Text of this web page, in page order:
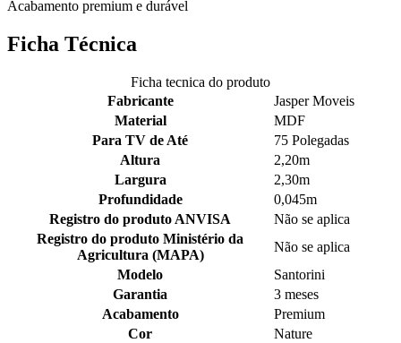
Acabamento premium e durável
Ficha Técnica
Ficha tecnica do produto
Fabricante
Jasper Moveis
Material
MDF
Para TV de Até
75 Polegadas
Altura
2,20m
Largura
2,30m
Profundidade
0,045m
Registro do produto ANVISA
Não se aplica
Registro do produto Ministério da
Agricultura (MAPA)
Não se aplica
Modelo
Santorini
Garantia
3 meses
Acabamento
Premium
Cor
Nature